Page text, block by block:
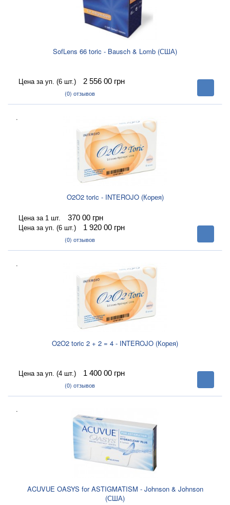
SofLens 66 toric - Bausch & Lomb (США)
Цена за уп. (6 шт.) 2 556 00 грн
(0) отзывов
В
корзину
.
O2O2 toric - INTEROJO (Корея)
Цена за 1 шт. 370 00 грн
Цена за уп. (6 шт.) 1 920 00 грн
(0) отзывов
В
корзину
.
O2O2 toric 2 + 2 = 4 - INTEROJO (Корея)
Цена за уп. (4 шт.) 1 400 00 грн
(0) отзывов
В
корзину
.
ACUVUE OASYS for ASTIGMATISM - Johnson & Johnson
(США)